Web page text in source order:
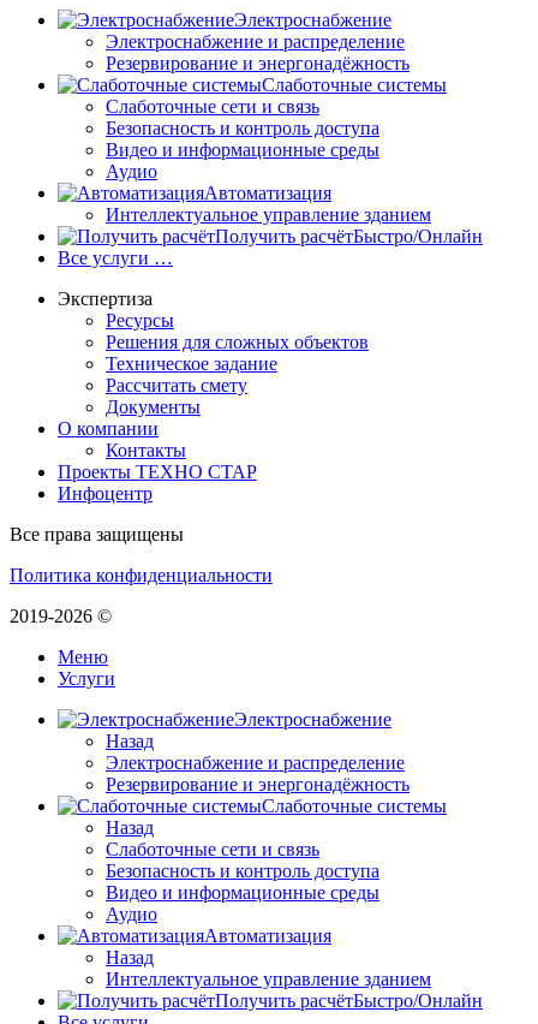
Электроснабжение
Электроснабжение и распределение
Резервирование и энергонадёжность
Слаботочные системы
Слаботочные сети и связь
Безопасность и контроль доступа
Видео и информационные среды
Аудио
Автоматизация
Интеллектуальное управление зданием
Получить расчётБыстро/Онлайн
Все услуги …
Экспертиза
Ресурсы
Решения для сложных объектов
Техническое задание
Рассчитать смету
Документы
О компании
Контакты
Проекты ТЕХНО СТАР
Инфоцентр
Все права защищены
Политика конфиденциальности
2019-2026 ©
Меню
Услуги
Электроснабжение
Назад
Электроснабжение и распределение
Резервирование и энергонадёжность
Слаботочные системы
Назад
Слаботочные сети и связь
Безопасность и контроль доступа
Видео и информационные среды
Аудио
Автоматизация
Назад
Интеллектуальное управление зданием
Получить расчётБыстро/Онлайн